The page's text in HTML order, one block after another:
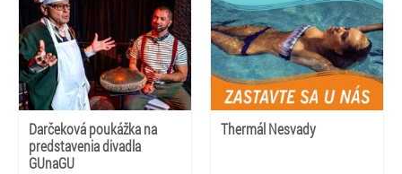
Darčeková poukážka na
predstavenia divadla
GUnaGU
Thermál Nesvady